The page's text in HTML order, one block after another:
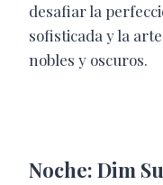
desafiar la
sofisticada y la
nobles y oscuros.
Noche: Dim